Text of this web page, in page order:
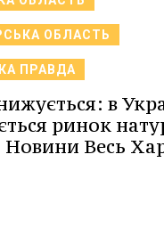
ОБЛАСТЬ
ПРАВДА
в
ринок
Весь